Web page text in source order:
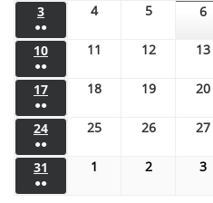
3
●●
4 5 6
10
●●
11 12 13
17
●●
18 19 20
24
●●
25 26 27
31
●●
1 2 3